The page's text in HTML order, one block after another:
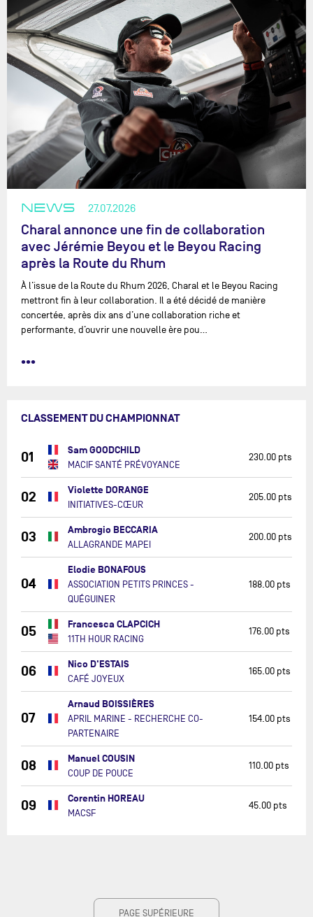
NEWS 27.07.2026
Charal annonce une fin de collaboration
avec Jérémie Beyou et le Beyou Racing
après la Route du Rhum
À l’issue de la Route du Rhum 2026, Charal et le Beyou Racing
mettront fin à leur collaboration. Il a été décidé de manière
concertée, après dix ans d’une collaboration riche et
performante, d’ouvrir une nouvelle ère pou…
•••
CLASSEMENT DU CHAMPIONNAT
01 Sam GOODCHILD
MACIF SANTÉ PRÉVOYANCE
230.00 pts
02 Violette DORANGE
INITIATIVES-CŒUR
205.00 pts
03 Ambrogio BECCARIA
ALLAGRANDE MAPEI
200.00 pts
04
Elodie BONAFOUS
ASSOCIATION PETITS PRINCES -
QUÉGUINER
188.00 pts
05 Francesca CLAPCICH
11TH HOUR RACING
176.00 pts
06 Nico D'ESTAIS
CAFÉ JOYEUX
165.00 pts
07
Arnaud BOISSIÈRES
APRIL MARINE - RECHERCHE CO-
PARTENAIRE
154.00 pts
08 Manuel COUSIN
COUP DE POUCE
110.00 pts
09 Corentin HOREAU
MACSF
45.00 pts
PAGE SUPÉRIEURE